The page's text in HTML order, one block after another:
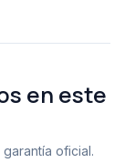
en este
oficial.